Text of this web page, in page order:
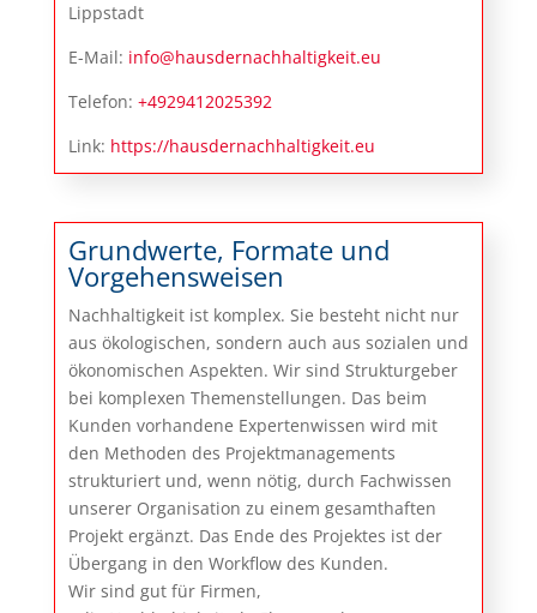
Lippstadt
E-Mail: info@hausdernachhaltigkeit.eu
Telefon: +4929412025392
Link: https://hausdernachhaltigkeit.eu
Grundwerte, Formate und
Vorgehensweisen
Nachhaltigkeit ist komplex. Sie besteht nicht nur
aus ökologischen, sondern auch aus sozialen und
ökonomischen Aspekten. Wir sind Strukturgeber
bei komplexen Themenstellungen. Das beim
Kunden vorhandene Expertenwissen wird mit
den Methoden des Projektmanagements
strukturiert und, wenn nötig, durch Fachwissen
unserer Organisation zu einem gesamthaften
Projekt ergänzt. Das Ende des Projektes ist der
Übergang in den Workflow des Kunden.
Wir sind gut für Firmen,